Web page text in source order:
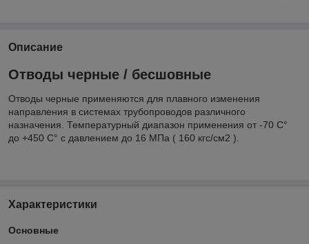
Описание
Отводы черные / бесшовные
Отводы черные применяются для плавного изменения
направления в системах трубопроводов различного
назначения. Температурный диапазон применения от -70 С°
до +450 С° с давлением до 16 МПа ( 160 кгс/см2 ).
Характеристики
Основные